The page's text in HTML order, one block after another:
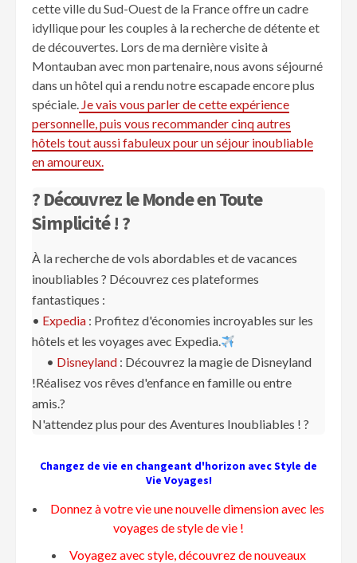
cette ville du Sud-Ouest de la France offre un cadre
idyllique pour les couples à la recherche de détente et
de découvertes. Lors de ma dernière visite à
Montauban avec mon partenaire, nous avons séjourné
dans un hôtel qui a rendu notre escapade encore plus
spéciale. Je vais vous parler de cette expérience
personnelle, puis vous recommander cinq autres
hôtels tout aussi fabuleux pour un séjour inoubliable
en amoureux.
? Découvrez le Monde en Toute
Simplicité ! ?
À la recherche de vols abordables et de vacances
inoubliables ? Découvrez ces plateformes
fantastiques :
• Expedia : Profitez d'économies incroyables sur les
hôtels et les voyages avec Expedia.
• Disneyland : Découvrez la magie de Disneyland
!Réalisez vos rêves d'enfance en famille ou entre
amis.?
N'attendez plus pour des Aventures Inoubliables ! ?️
Changez de vie en changeant d'horizon avec Style de
Vie Voyages!
Donnez à votre vie une nouvelle dimension avec les
voyages de style de vie !
Voyagez avec style, découvrez de nouveaux